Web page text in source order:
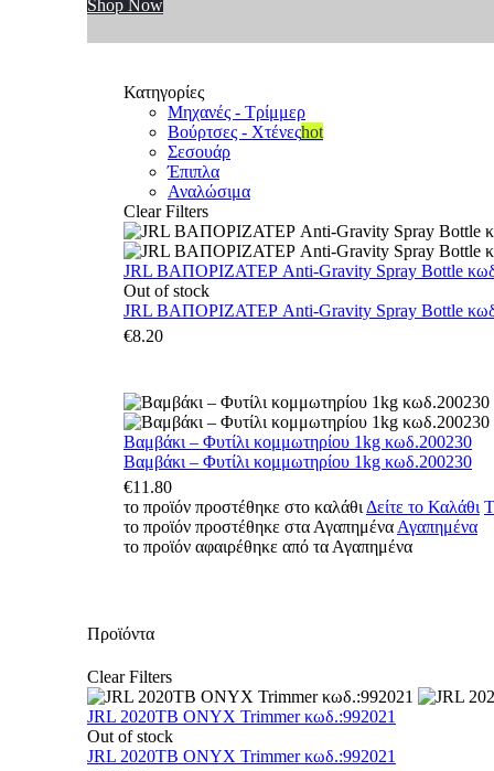
Shop Now
Κατηγορίες
Μηχανές - Τρίμμερ
Βούρτσες - Χτένεςhot
Σεσουάρ
Έπιπλα
Αναλώσιμα
Clear Filters
JRL ΒΑΠΟΡΙΖΑΤΕΡ Anti-Gravity Spray Bottle
Out of stock
JRL ΒΑΠΟΡΙΖΑΤΕΡ Anti-Gravity Spray Bottle
€8.20
Βαμβάκι – Φυτίλι κομμωτηρίου 1kg κωδ.200230
Βαμβάκι – Φυτίλι κομμωτηρίου 1kg κωδ.200230
€11.80
το προϊόν προστέθηκε στο καλάθι Δείτε το Καλάθι
το προϊόν προστέθηκε στα Αγαπημένα Αγαπημένα
το προϊόν αφαιρέθηκε από τα Αγαπημένα
Προϊόντα
Clear Filters
JRL 2020TB ONYX Trimmer κωδ.:992021
Out of stock
JRL 2020TB ONYX Trimmer κωδ.:992021